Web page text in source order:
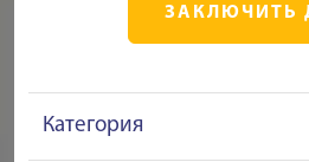
ЗАКЛЮЧИТЬ
Категория